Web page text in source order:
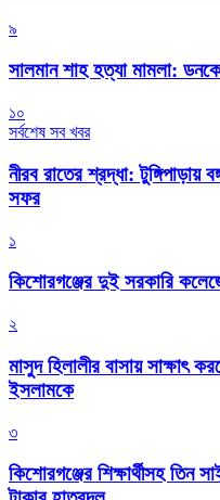
৯
সালমান শাহ হত্যা মামলা:
১০
সর্বশেষ সব খবর
নীরব রাতের শ্রদ্ধা: টুঙ্গিপাড়ায়
সফর
১
কিশোরগঞ্জের দুই সরকারি
২
মাসুদ হিলালীর বাসায় সাক্ষাৎ
ইসলামকে
৩
কিশোরগঞ্জের শিক্ষার্থীসহ তিন